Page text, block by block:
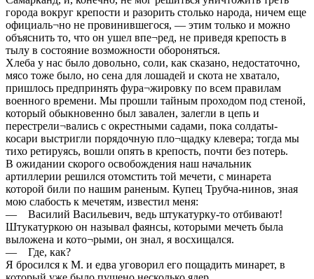
города вокруг крепости и разорить столько народа, ничем еще
официаль¬но не провинившегося, — этим только и можно
объяснить то, что он ушел впе¬ред, не приведя крепость в
тылу в состояние возможности обороняться.
Хлеба у нас было довольно, соли, как сказано, недостаточно,
мясо тоже было, но сена для лошадей и скота не хватало,
пришлось предпринять фура¬жировку по всем правилам
военного времени. Мы прошли тайным проходом под стеной,
который обыкновенно был завален, залегли в цепь и
перестрели¬вались с окрестными садами, пока солдаты-
косари выстригли порядочную пло¬щадку клевера; тогда мы
тихо ретируясь, вошли опять в крепость, почти без потерь.
В ожидании скорого освобождения наш начальник
артиллерии решился отомстить той мечети, с минарета
которой били по нашим раненым. Купец Трубча-нинов, зная
мою слабость к мечетям, известил меня:
— Василий Васильевич, ведь штукатурку-то отбивают!
Штукатуркою он называл фаянсы, которыми мечеть была
выложена и кото¬рыми, он знал, я восхищался.
— Где, как?
Я бросился к М. и едва уговорил его пощадить минарет, в